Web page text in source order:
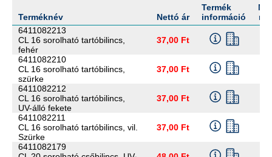
Terméknév Nettó ár
Termék
információ
6411082213
CL 16 sorolható tartóbilincs,
fehér
37,00 Ft
6411082210
CL 16 sorolható tartóbilincs,
szürke
37,00 Ft
6411082212
CL 16 sorolható tartóbilincs,
UV-álló fekete
37,00 Ft
6411082211
CL 16 sorolható tartóbilincs, vil.
Szürke
37,00 Ft
6411082179